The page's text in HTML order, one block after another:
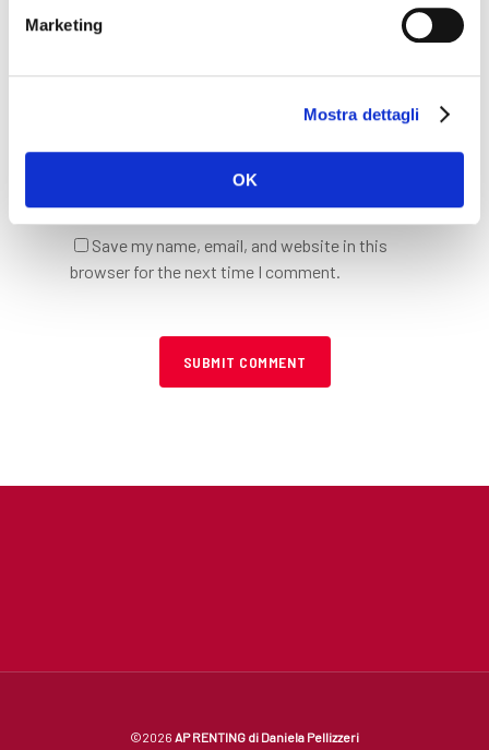
Marketing
Mostra dettagli
OK
Save my name, email, and website in this
browser for the next time I comment.
©2026 AP RENTING di Daniela Pellizzeri